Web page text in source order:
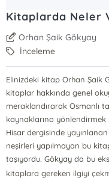
Kitaplarda Neler
Orhan Şaik Gökyay
İnceleme
Elinizdeki kitap Orhan Şaik
kitaplar hakkında genel
meraklandırarak Osmanlı
kaynaklarına yönlendirmek
Hisar dergisinde
neşirleri yapılmayan bu
taşıyordu. Gökyay da bu
kitaplara gereken ilgiyi